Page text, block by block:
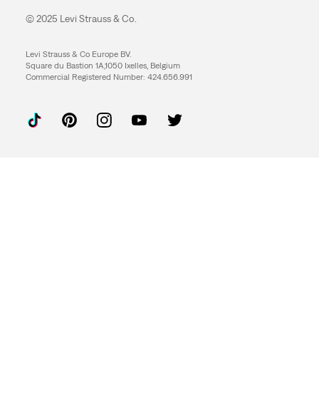
© 2025 Levi Strauss & Co.
Levi Strauss & Co Europe BV.
Square du Bastion 1A,1050 Ixelles, Belgium
Commercial Registered Number: 424.656.991